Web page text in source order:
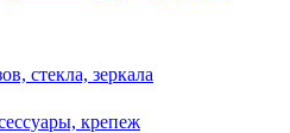
стекла, зеркала
крепеж